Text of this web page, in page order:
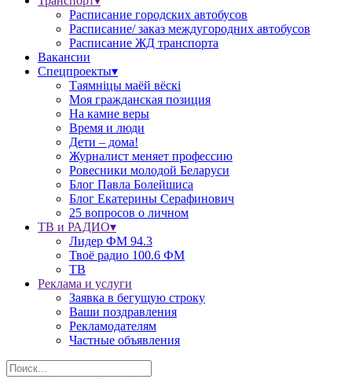
Расписание городских автобусов
Расписание/ заказ междугородних автобусов
Расписание ЖД транспорта
Вакансии
Спецпроекты▾
Таямніцы маёй вёскі
Моя гражданская позиция
На камне веры
Время и люди
Дети – дома!
Журналист меняет профессию
Ровесники молодой Беларуси
Блог Павла Болейшиса
Блог Екатерины Серафинович
25 вопросов о личном
ТВ и РАДИО▾
Лидер ФМ 94.3
Твоё радио 100.6 ФМ
ТВ
Реклама и услуги
Заявка в бегущую строку
Ваши поздравления
Рекламодателям
Частные объявления